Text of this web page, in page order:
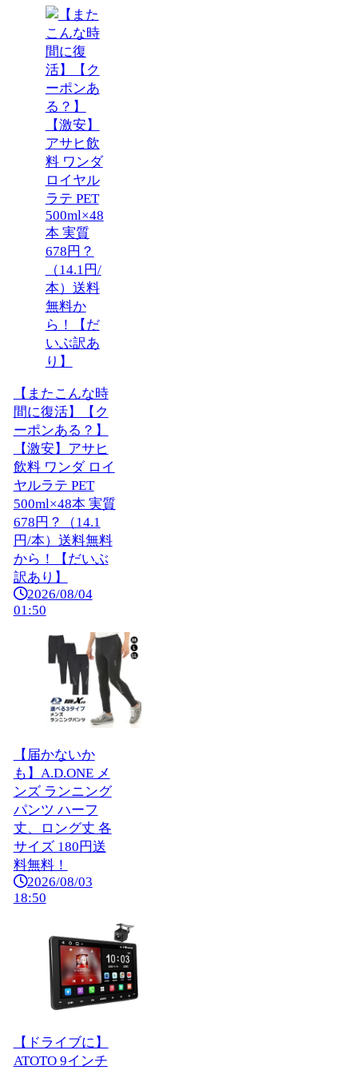
【またこんな時
間に復活】【ク
ーポンある？】
【激安】アサヒ
飲料 ワンダ ロイ
ヤルラテ PET
500ml×48本 実質
678円？（14.1
円/本）送料無料
から！【だいぶ
訳あり】
2026/08/04
01:50
【届かないか
も】A.D.ONE メ
ンズ ランニング
パンツ ハーフ
丈、ロング丈 各
サイズ 180円送
料無料！
2026/08/03
18:50
【ドライブに】
ATOTO 9インチ